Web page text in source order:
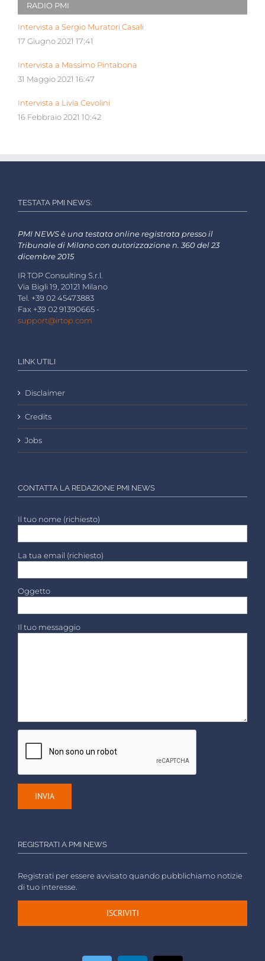
RADIO PMI
Intervista a Sergio Muratori Casali
17 Giugno 2021 17:41
Intervista a Massimo Pintabona
31 Maggio 2021 16:47
Intervista a Livia Cevolini
16 Febbraio 2021 10:42
TESTATA PMI NEWS:
PMI NEWS è una testata online registrata presso il
Tribunale di Milano con autorizzazione n. 360 del 23
dicembre 2015
IR TOP Consulting S.r.l.
Via Bigli 19, 20121 Milano
Tel. +39 02 45473883
Fax +39 02 91390665 -
support@irtop.com
LINK UTILI
Disclaimer
Credits
Jobs
CONTATTA LA REDAZIONE PMI NEWS
Il tuo nome (richiesto)
La tua email (richiesto)
Oggetto
Il tuo messaggio
REGISTRATI A PMI NEWS
Registrati per essere avvisato quando pubblichiamo notizie
di tuo interesse.
ISCRIVITI